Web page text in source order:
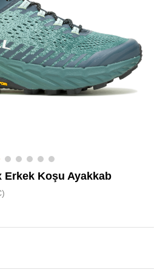
Koşu Ayakkab